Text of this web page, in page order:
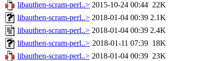
libauthen-scram-perl..> 2015-10-24 00:44 22K
libauthen-scram-perl..> 2018-01-04 00:39 2.1K
libauthen-scram-perl..> 2018-01-04 00:39 2.4K
libauthen-scram-perl..> 2018-01-11 07:39 18K
libauthen-scram-perl..> 2018-01-04 00:39 23K